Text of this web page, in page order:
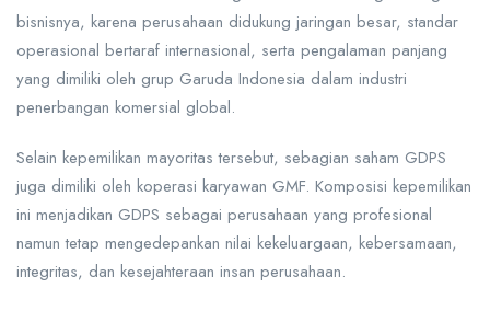
bisnisnya, karena perusahaan didukung jaringan besar, standar
operasional bertaraf internasional, serta pengalaman panjang
yang dimiliki oleh grup Garuda Indonesia dalam industri
penerbangan komersial global.
Selain kepemilikan mayoritas tersebut, sebagian saham GDPS
juga dimiliki oleh koperasi karyawan GMF. Komposisi kepemilikan
ini menjadikan GDPS sebagai perusahaan yang profesional
namun tetap mengedepankan nilai kekeluargaan, kebersamaan,
integritas, dan kesejahteraan insan perusahaan.